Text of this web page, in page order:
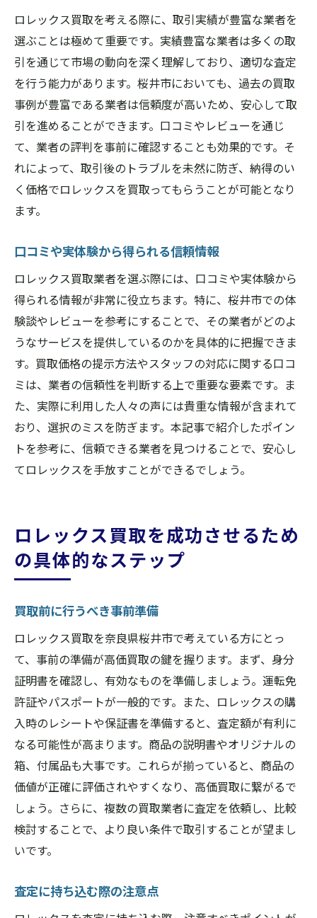
ロレックス買取を考える際に、取引実績が豊富な業者を
選ぶことは極めて重要です。実績豊富な業者は多くの取
引を通じて市場の動向を深く理解しており、適切な査定
を行う能力があります。桜井市においても、過去の買取
事例が豊富である業者は信頼度が高いため、安心して取
引を進めることができます。口コミやレビューを通じ
て、業者の評判を事前に確認することも効果的です。そ
れによって、取引後のトラブルを未然に防ぎ、納得のい
く価格でロレックスを買取ってもらうことが可能となり
ます。
口コミや実体験から得られる信頼情報
ロレックス買取業者を選ぶ際には、口コミや実体験から
得られる情報が非常に役立ちます。特に、桜井市での体
験談やレビューを参考にすることで、その業者がどのよ
うなサービスを提供しているのかを具体的に把握できま
す。買取価格の提示方法やスタッフの対応に関する口コ
ミは、業者の信頼性を判断する上で重要な要素です。ま
た、実際に利用した人々の声には貴重な情報が含まれて
おり、選択のミスを防ぎます。本記事で紹介したポイン
トを参考に、信頼できる業者を見つけることで、安心し
てロレックスを手放すことができるでしょう。
ロレックス買取を成功させるため
の具体的なステップ
買取前に行うべき事前準備
ロレックス買取を奈良県桜井市で考えている方にとっ
て、事前の準備が高価買取の鍵を握ります。まず、身分
証明書を確認し、有効なものを準備しましょう。運転免
許証やパスポートが一般的です。また、ロレックスの購
入時のレシートや保証書を準備すると、査定額が有利に
なる可能性が高まります。商品の説明書やオリジナルの
箱、付属品も大事です。これらが揃っていると、商品の
価値が正確に評価されやすくなり、高価買取に繋がるで
しょう。さらに、複数の買取業者に査定を依頼し、比較
検討することで、より良い条件で取引することが望まし
いです。
査定に持ち込む際の注意点